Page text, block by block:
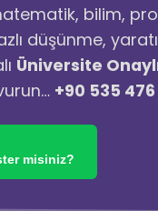
bilim,
düşünme,
Üniversite
+90 535 476
misiniz?